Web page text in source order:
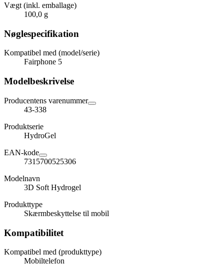
Vægt (inkl. emballage)
100,0 g
Nøglespecifikation
Kompatibel med (model/serie)
Fairphone 5
Modelbeskrivelse
Producentens varenummer
43-338
Produktserie
HydroGel
EAN-kode
7315700525306
Modelnavn
3D Soft Hydrogel
Produkttype
Skærmbeskyttelse til mobil
Kompatibilitet
Kompatibel med (produkttype)
Mobiltelefon